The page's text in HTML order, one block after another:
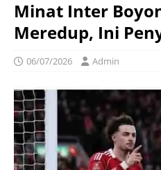
Minat Inter
Meredup, Ini
06/07/2026 Admin